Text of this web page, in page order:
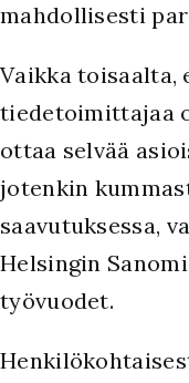
mahdollisesti
Vaikka toisaalta,
tiedetoimittajaa
ottaa selvää
jotenkin
saavutuksessa,
Helsingin
työvuodet.